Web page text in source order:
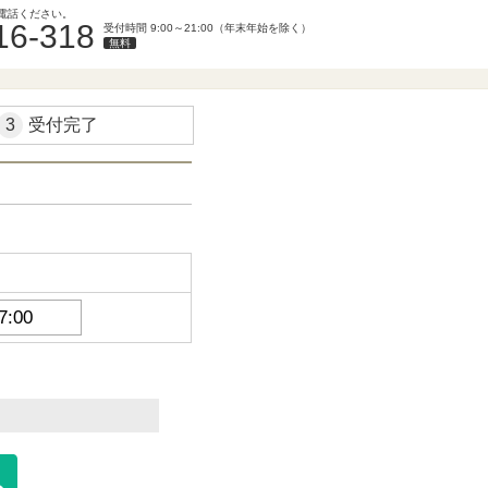
話ください。
318
受付時間 9:00～21:00（年末年始を除く）
無料
3 受付完了